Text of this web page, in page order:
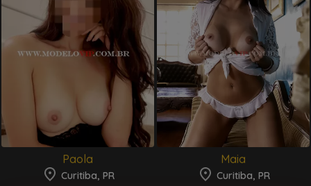
Paola
Curitiba, PR
Maia
Curitiba, PR